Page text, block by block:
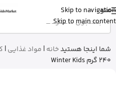
Skip to navigation
Skip to main content
منو
شما اینجا هستیدخانه| مواد غذایی|
240 گرم Winter Kids
Fatemeh از تهران
ادو پرفیوم زنانه بورلی هیلز پولو کلاب رو
9 دقیقه پیش